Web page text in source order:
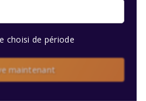
choisi de période
maintenant